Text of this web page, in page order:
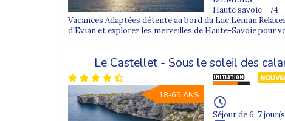
Haute savoie - 74
Vacances Adaptées détente au bord du Lac Léman
d'Evian et explorez les merveilles de Haute-Savoie pour
Le Castellet - Sous le soleil des
18-65 ANS
Séjour de 6, 7